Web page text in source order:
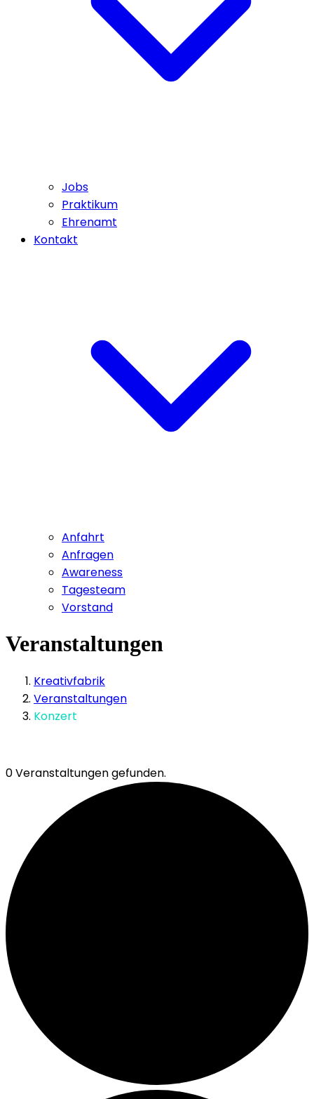
Jobs
Praktikum
Ehrenamt
Kontakt
Anfahrt
Anfragen
Awareness
Tagesteam
Vorstand
Veranstaltungen
Kreativfabrik
Veranstaltungen
Konzert
0 Veranstaltungen gefunden.